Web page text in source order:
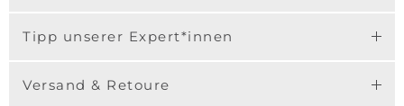
Tipp unserer Expert*innen
Versand & Retoure